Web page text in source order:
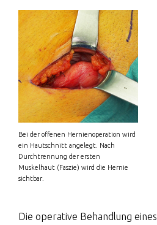
Bei der offenen Hernienoperation wird
ein Hautschnitt angelegt. Nach
Durchtrennung der ersten
Muskelhaut (Faszie) wird die Hernie
sichtbar.
Die operative Behandlung eines